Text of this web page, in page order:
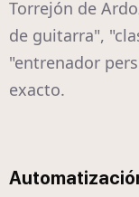
Torrejón de
de guitarra",
"entrenador
exacto.